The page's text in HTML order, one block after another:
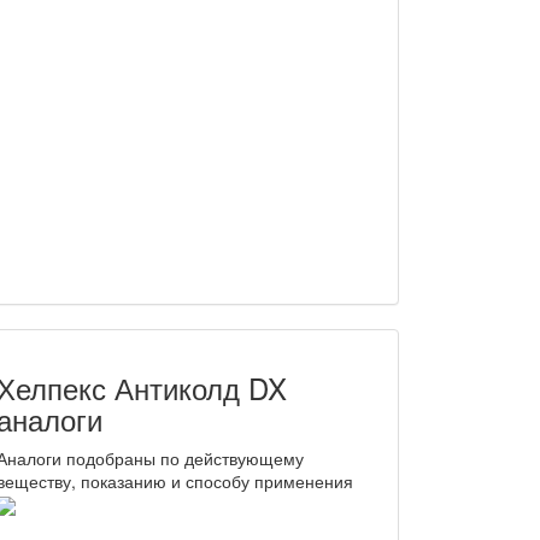
Антиколд DX
подобраны по действующему
показанию и способу применения